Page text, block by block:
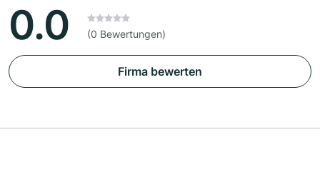
0.0 (0 Bewertungen)
Firma bewerten